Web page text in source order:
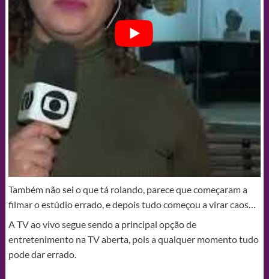
Também não sei o que tá rolando, parece que começaram a
filmar o estúdio errado, e depois tudo começou a virar caos…
A TV ao vivo segue sendo a principal opção de
entretenimento na TV aberta, pois a qualquer momento tudo
pode dar errado.